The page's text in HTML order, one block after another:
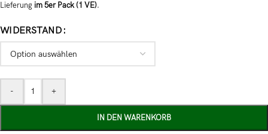
Lieferung im 5er Pack (1 VE).
WIDERSTAND
- +
IN DEN WARENKORB